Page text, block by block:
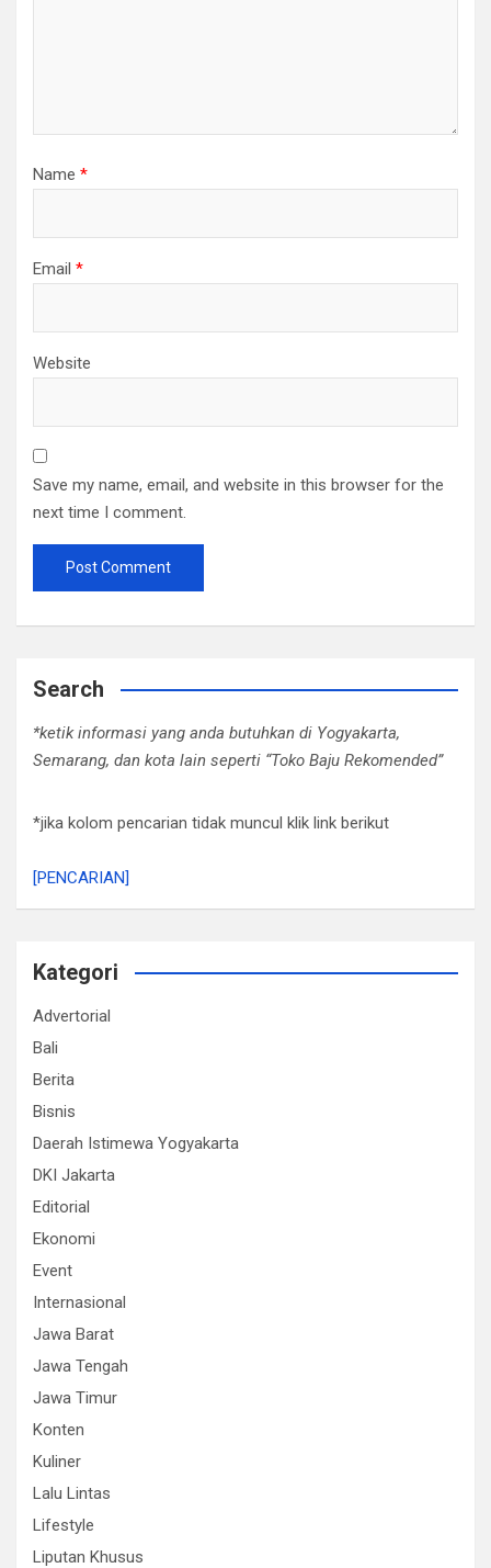
Name *
Email *
Website
Save my name, email, and website in this browser for the
next time I comment.
Search
*ketik informasi yang anda butuhkan di Yogyakarta,
Semarang, dan kota lain seperti “Toko Baju Rekomended”
*jika kolom pencarian tidak muncul klik link berikut
[PENCARIAN]
Kategori
Advertorial
Bali
Berita
Bisnis
Daerah Istimewa Yogyakarta
DKI Jakarta
Editorial
Ekonomi
Event
Internasional
Jawa Barat
Jawa Tengah
Jawa Timur
Konten
Kuliner
Lalu Lintas
Lifestyle
Liputan Khusus